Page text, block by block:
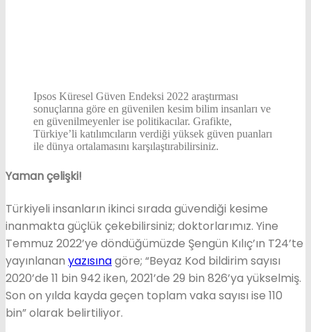
Ipsos Küresel Güven Endeksi 2022 araştırması
sonuçlarına göre en güvenilen kesim bilim insanları ve
en güvenilmeyenler ise politikacılar. Grafikte,
Türkiye’li katılımcıların verdiği yüksek güven puanları
ile dünya ortalamasını karşılaştırabilirsiniz.
Yaman çelişki!
Türkiyeli insanların ikinci sırada güvendiği kesime
inanmakta güçlük çekebilirsiniz; doktorlarımız. Yine
Temmuz 2022’ye döndüğümüzde Şengün Kılıç’ın T24’te
yayınlanan yazısınagöre; “Beyaz Kod bildirim sayısı
2020’de 11 bin 942 iken, 2021’de 29 bin 826’ya yükselmiş.
Son on yılda kayda geçen toplam vaka sayısı ise 110
bin” olarak belirtiliyor.